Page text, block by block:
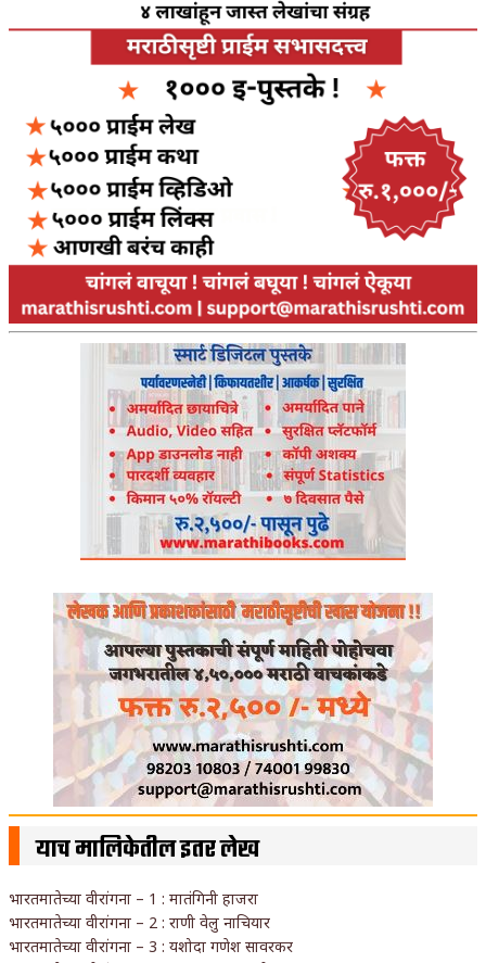
याच मालिकेतील इतर लेख
भारतमातेच्या वीरांगना – 1 : मातंगिनी हाजरा
भारतमातेच्या वीरांगना – 2 : राणी वेलु नाचियार
भारतमातेच्या वीरांगना – 3 : यशोदा गणेश सावरकर